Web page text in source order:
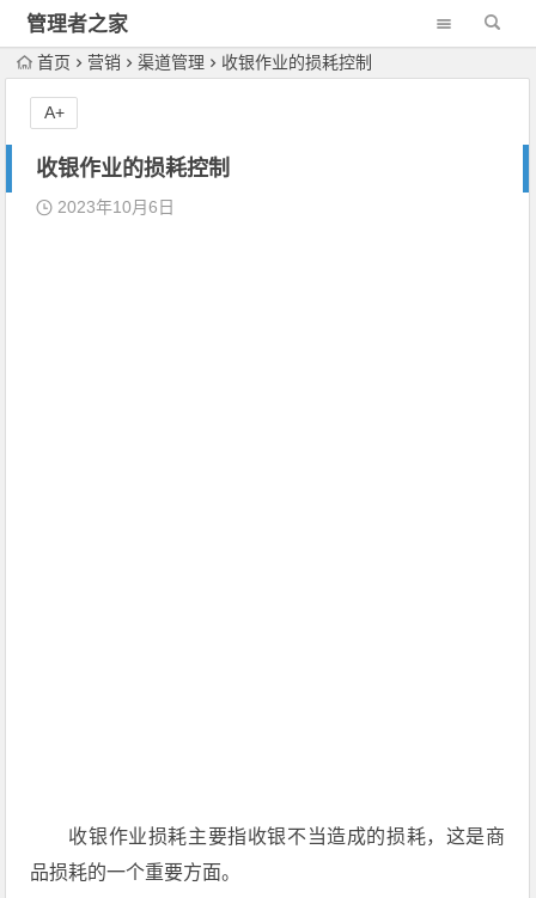
管理者之家
首页 营销 渠道管理 收银作业的损耗控制
收银作业的损耗控制
2023年10月6日
收银作业损耗主要指收银不当造成的损耗，这是商
品损耗的一个重要方面。
A+